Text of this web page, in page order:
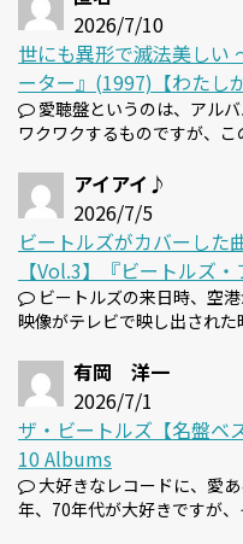
2026/7/10
世にも異形で滅法美しい
ーター』(1997)【わたし
愛聴盤というのは、アル
ワクワクするものですが、こ
アイアイ♪
2026/7/5
ビートルズがカバーした
【Vol.3】『ビートルズ・
ビートルズの来日時、空
映像がテレビで映し出された
有岡 洋一
2026/7/1
ザ・ビートルズ【名盤ベ
10 Albums
大好きなレコードに、愛
年、70年代が大好きですが、